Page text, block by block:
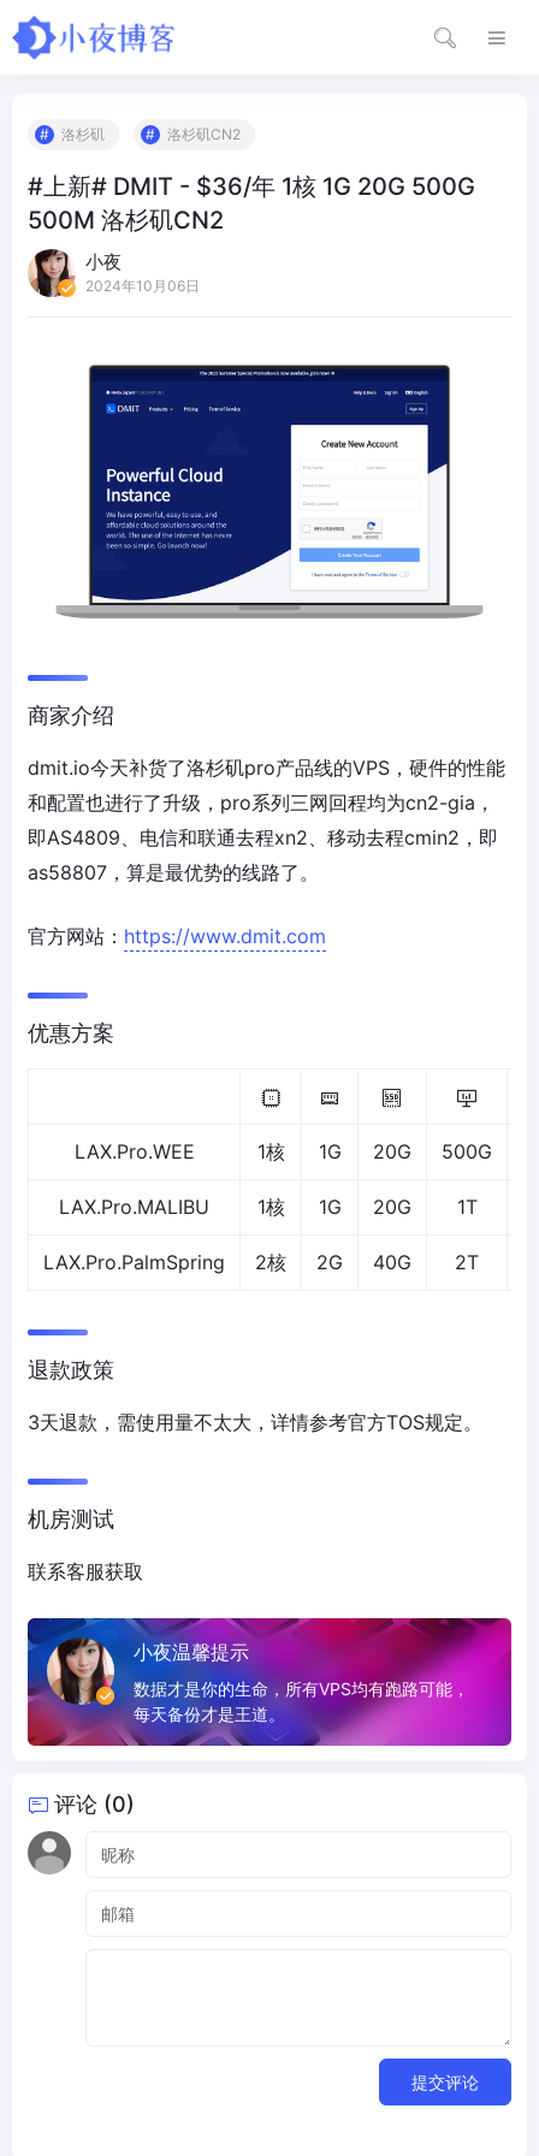
洛杉矶 洛杉矶CN2
#上新# DMIT - $36/年 1核 1G 20G 500G
500M 洛杉矶CN2
小夜
2024年10月06日
商家介绍
dmit.io今天补货了洛杉矶pro产品线的VPS，硬件的性能
和配置也进行了升级，pro系列三网回程均为cn2-gia，
即AS4809、电信和联通去程xn2、移动去程cmin2，即
as58807，算是最优势的线路了。
官方网站： https://www.dmit.com
优惠方案
LAX.Pro.WEE 1核 1G 20G 500G
LAX.Pro.MALIBU 1核 1G 20G 1T
LAX.Pro.PalmSpring 2核 2G 40G 2T
退款政策
3天退款，需使用量不太大，详情参考官方TOS规定。
机房测试
联系客服获取
小夜温馨提示
数据才是你的生命，所有VPS均有跑路可能，
每天备份才是王道。
评论 (0)
提交评论